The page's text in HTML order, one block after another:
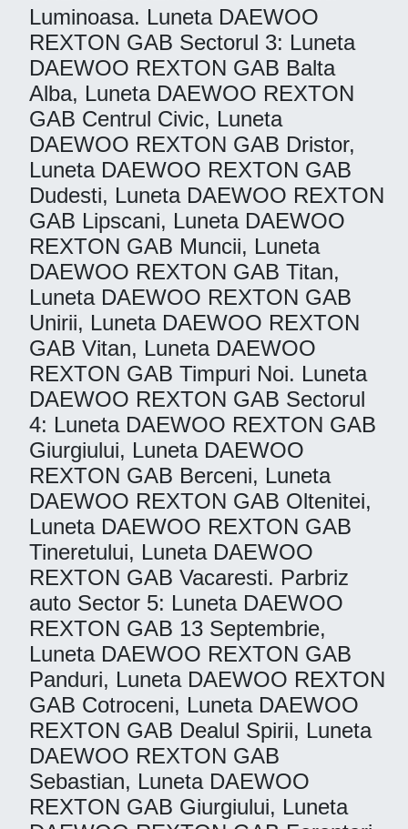
Luminoasa. Luneta DAEWOO
REXTON GAB Sectorul 3: Luneta
DAEWOO REXTON GAB Balta
Alba, Luneta DAEWOO REXTON
GAB Centrul Civic, Luneta
DAEWOO REXTON GAB Dristor,
Luneta DAEWOO REXTON GAB
Dudesti, Luneta DAEWOO REXTON
GAB Lipscani, Luneta DAEWOO
REXTON GAB Muncii, Luneta
DAEWOO REXTON GAB Titan,
Luneta DAEWOO REXTON GAB
Unirii, Luneta DAEWOO REXTON
GAB Vitan, Luneta DAEWOO
REXTON GAB Timpuri Noi. Luneta
DAEWOO REXTON GAB Sectorul
4: Luneta DAEWOO REXTON GAB
Giurgiului, Luneta DAEWOO
REXTON GAB Berceni, Luneta
DAEWOO REXTON GAB Oltenitei,
Luneta DAEWOO REXTON GAB
Tineretului, Luneta DAEWOO
REXTON GAB Vacaresti. Parbriz
auto Sector 5: Luneta DAEWOO
REXTON GAB 13 Septembrie,
Luneta DAEWOO REXTON GAB
Panduri, Luneta DAEWOO REXTON
GAB Cotroceni, Luneta DAEWOO
REXTON GAB Dealul Spirii, Luneta
DAEWOO REXTON GAB
Sebastian, Luneta DAEWOO
REXTON GAB Giurgiului, Luneta